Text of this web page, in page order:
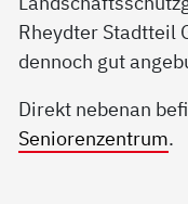
Rheydter Stadtteil
dennoch gut
Direkt nebenan
Seniorenzentrum.